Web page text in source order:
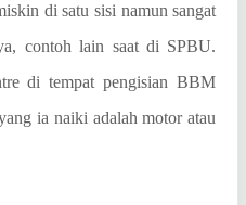
di satu sisi namun sangat
contoh lain saat di SPBU.
di tempat pengisian BBM
ia naiki adalah motor atau